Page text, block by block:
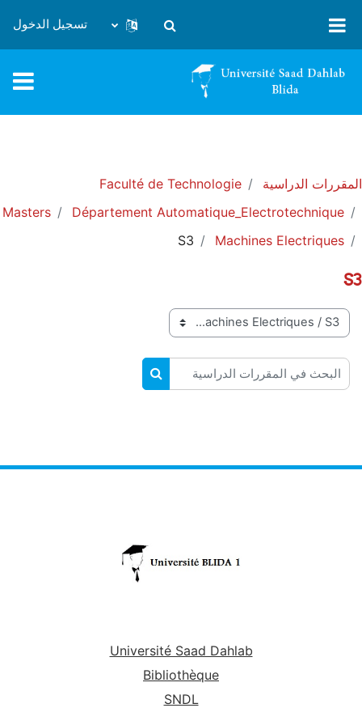
تبديل إدخال البحث
تسجيل الدخول
المقررات الدراسية
Faculté de Technologie
Département Automatique_Electrotechnique
Masters
Machines Electriques
S3
S3
تصنيفات المقررات
البحث في المقررات الدراسية
البحث في المقررات الدراسية
Université Saad Dahlab
Bibliothèque
SNDL